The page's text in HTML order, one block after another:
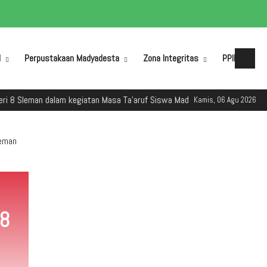
Perpustakaan Madyadesta Zona Integritas PPID
Kamis, 06 Agu 2026
kegiatan Masa Ta'aruf Siswa Madrasah (MATSAMA) Tahun Ajaran